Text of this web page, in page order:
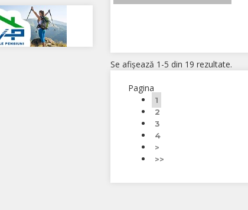
Se afişează 1-5 din 19 rezultate.
Pagina
1
2
3
4
>
>>